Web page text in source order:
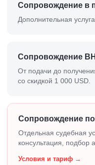
Сопровождение в
Дополнительная
Сопровождение
От подачи до
со скидкой 1 000 USD.
Сопровождение
Отдельная судебная
консультация, подбор
Условия и тариф →